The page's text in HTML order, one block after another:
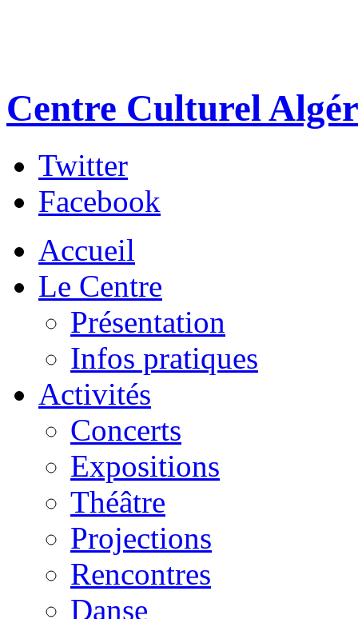
Centre Culturel
Twitter
Facebook
Accueil
Le Centre
Présentation
Infos pratiques
Activités
Concerts
Expositions
Théâtre
Projections
Rencontres
Danse